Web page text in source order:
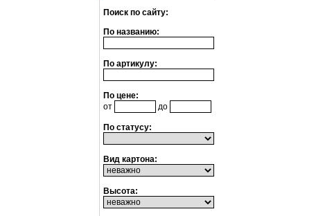
Поиск по сайту:
По названию:
По артикулу:
По цене:
от
до
По статусу:
Вид картона:
Высота: